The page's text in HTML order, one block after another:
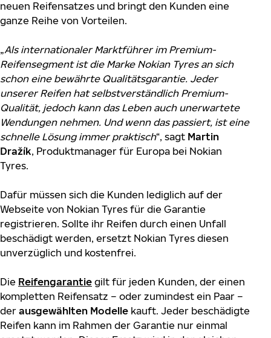
neuen Reifensatzes und bringt den Kunden eine
ganze Reihe von Vorteilen.
„Als internationaler Marktführer im Premium-
Reifensegment ist die Marke Nokian Tyres an sich
schon eine bewährte Qualitätsgarantie. Jeder
unserer Reifen hat selbstverständlich Premium-
Qualität, jedoch kann das Leben auch unerwartete
Wendungen nehmen. Und wenn das passiert, ist eine
schnelle Lösung immer praktisch“, sagt Martin
Dražík, Produktmanager für Europa bei Nokian
Tyres.
Dafür müssen sich die Kunden lediglich auf der
Webseite von Nokian Tyres für die Garantie
registrieren. Sollte ihr Reifen durch einen Unfall
beschädigt werden, ersetzt Nokian Tyres diesen
unverzüglich und kostenfrei.
Die Reifengarantie gilt für jeden Kunden, der einen
kompletten Reifensatz – oder zumindest ein Paar –
der ausgewählten Modelle kauft. Jeder beschädigte
Reifen kann im Rahmen der Garantie nur einmal